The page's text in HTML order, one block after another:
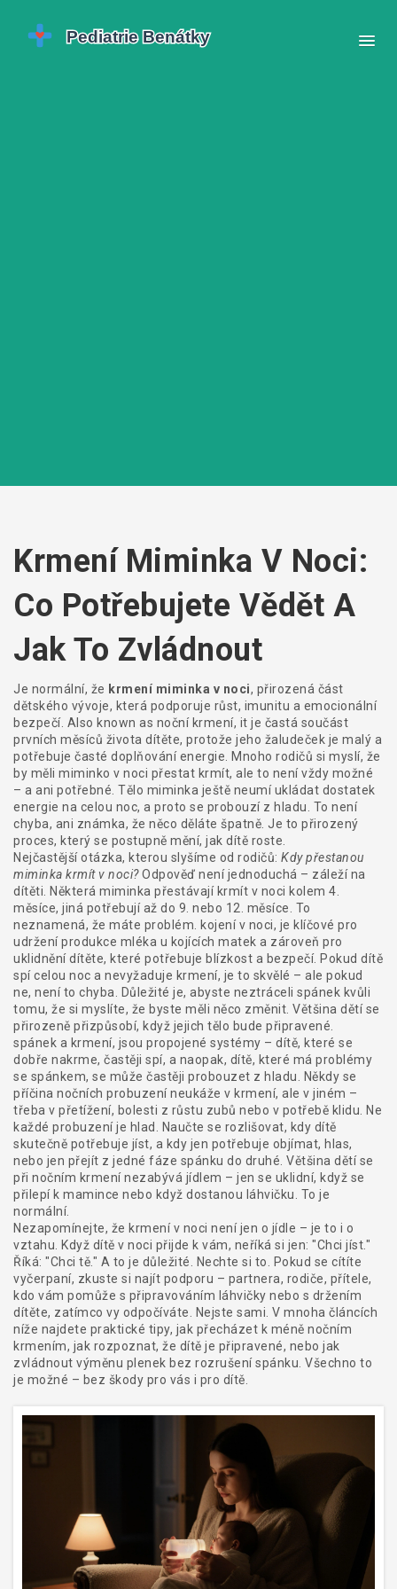
Krmení Miminka V Noci:
Co Potřebujete Vědět A
Jak To Zvládnout
Je normální, že krmení miminka v noci, přirozená část
dětského vývoje, která podporuje růst, imunitu a emocionální
bezpečí. Also known as noční krmení, it je častá součást
prvních měsíců života dítěte, protože jeho žaludeček je malý a
potřebuje časté doplňování energie.
Mnoho rodičů si myslí, že
by měli miminko v noci přestat krmít, ale to není vždy možné
– a ani potřebné. Tělo miminka ještě neumí ukládat dostatek
energie na celou noc, a proto se probouzí z hladu. To není
chyba, ani známka, že něco děláte špatně. Je to přirozený
proces, který se postupně mění, jak dítě roste.
Nejčastější otázka, kterou slyšíme od rodičů: Kdy přestanou
miminka krmít v noci?Odpověď není jednoduchá – záleží na
dítěti. Některá miminka přestávají krmít v noci kolem 4.
měsíce, jiná potřebují až do 9. nebo 12. měsíce. To
neznamená, že máte problém.
kojení v noci, je klíčové pro
udržení produkce mléka u kojících matek a zároveň pro
uklidnění dítěte, které potřebuje blízkost a bezpečí. Pokud dítě
spí celou noc a nevyžaduje krmení, je to skvělé – ale pokud
ne, není to chyba. Důležité je, abyste neztráceli spánek kvůli
tomu, že si myslíte, že byste měli něco změnit. Většina dětí se
přirozeně přizpůsobí, když jejich tělo bude připravené.
spánek a krmení, jsou propojené systémy – dítě, které se
dobře nakrme, častěji spí, a naopak, dítě, které má problémy
se spánkem, se může častěji probouzet z hladu
Někdy se
příčina nočních probuzení neukáže v krmení, ale v jiném –
třeba v přetížení, bolesti z růstu zubů nebo v potřebě klidu. Ne
každé probuzení je hlad. Naučte se rozlišovat, kdy dítě
skutečně potřebuje jíst, a kdy jen potřebuje objímat, hlas,
nebo jen přejít z jedné fáze spánku do druhé. Většina dětí se
při nočním krmení nezabývá jídlem – jen se uklidní, když se
přilepí k mamince nebo když dostanou láhvičku. To je
normální.
Nezapomínejte, že krmení v noci není jen o jídle – je to i o
vztahu. Když dítě v noci přijde k vám, neříká si jen: "Chci jíst."
Říká: "Chci tě." A to je důležité. Nechte si to. Pokud se cítíte
vyčerpaní, zkuste si najít podporu – partnera, rodiče, přítele,
kdo vám pomůže s připravováním láhvičky nebo s držením
dítěte, zatímco vy odpočíváte. Nejste sami. V mnoha článcích
níže najdete praktické tipy, jak přecházet k méně nočním
krmením, jak rozpoznat, že dítě je připravené, nebo jak
zvládnout výměnu plenek bez rozrušení spánku. Všechno to
je možné – bez škody pro vás i pro dítě.